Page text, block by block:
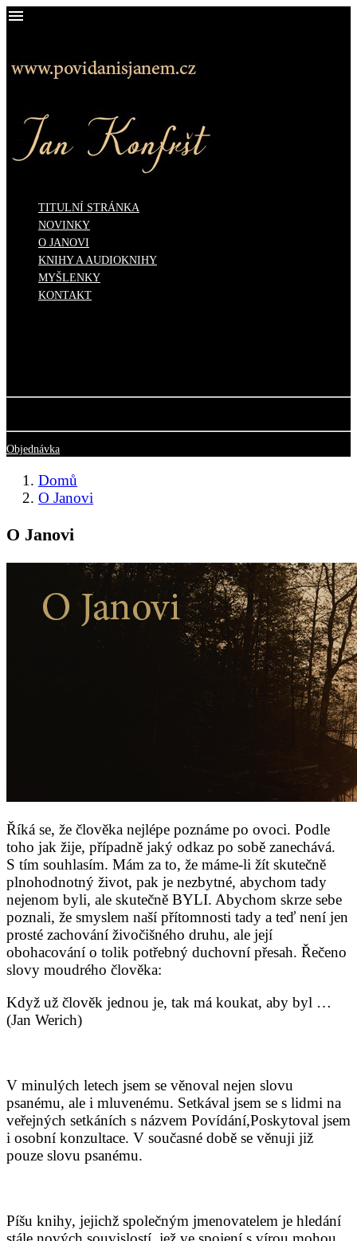

TITULNÍ STRÁNKA
NOVINKY
O JANOVI
KNIHY A AUDIOKNIHY
MYŠLENKY
KONTAKT
Objednávka
Domů
O Janovi
O Janovi
Říká se, že člověka nejlépe poznáme po ovoci. Podle
toho jak žije, případně jaký odkaz po sobě zanechává.
S tím souhlasím. Mám za to, že máme-li žít skutečně
plnohodnotný život, pak je nezbytné, abychom tady
nejenom byli, ale skutečně BYLI. Abychom skrze sebe
poznali, že smyslem naší přítomnosti tady a teď není jen
prosté zachování živočišného druhu, ale její
obohacování o tolik potřebný duchovní přesah. Řečeno
slovy moudrého člověka:
Když už člověk jednou je, tak má koukat, aby byl …
(Jan Werich)
V minulých letech jsem se věnoval nejen slovu
psanému, ale i mluvenému. Setkával jsem se s lidmi na
veřejných setkáních s názvem Povídání,Poskytoval jsem
i osobní konzultace. V současné době se věnuji již
pouze slovu psanému.
Píšu knihy, jejichž společným jmenovatelem je hledání